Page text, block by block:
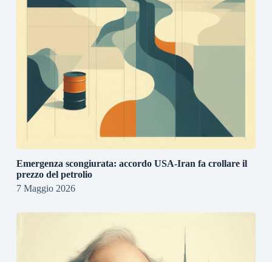
Emergenza scongiurata: accordo USA-Iran fa crollare il
prezzo del petrolio
7 Maggio 2026